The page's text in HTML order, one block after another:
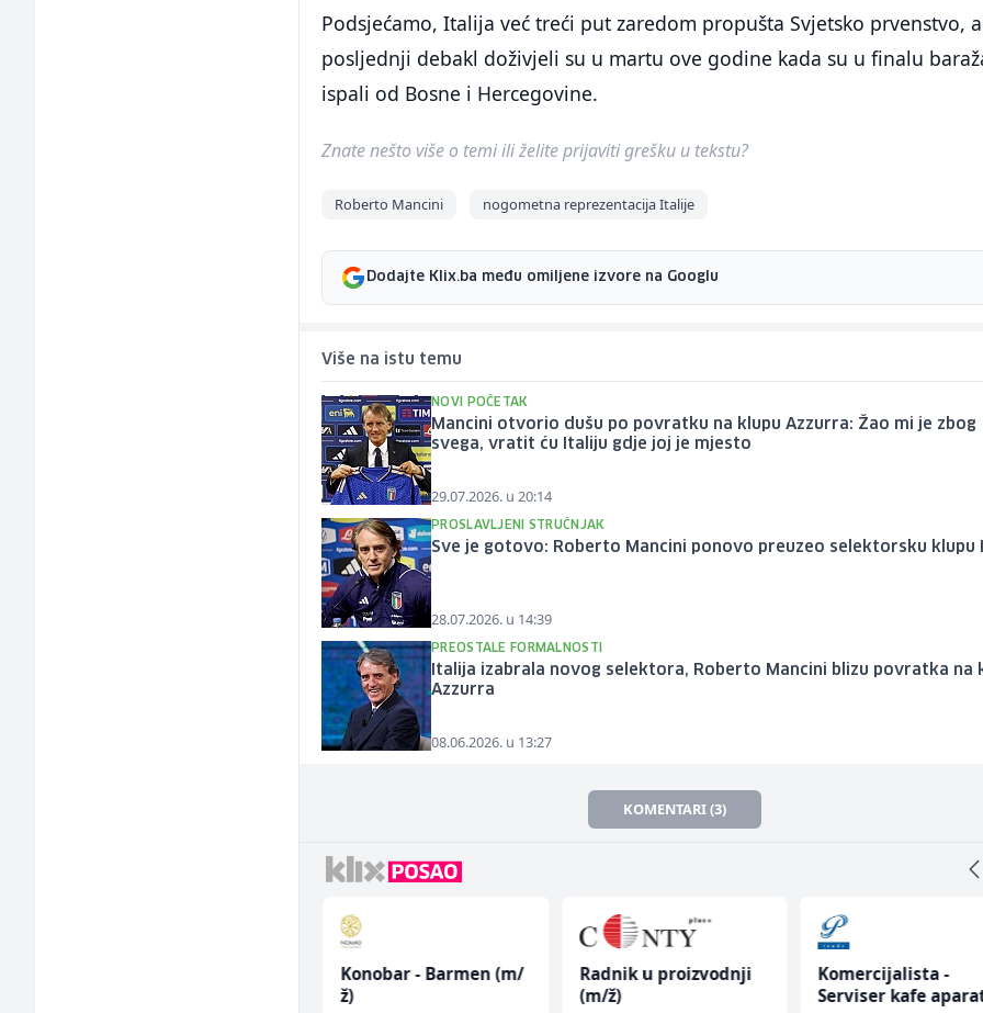
Podsjećamo, Italija već treći put zaredom propušta Svjetsko prvenstvo, a
posljednji debakl doživjeli su u martu ove godine kada su u finalu
ispali od Bosne i Hercegovine.
Znate nešto više o temi ili želite prijaviti grešku u tekstu?
Roberto Mancini nogometna reprezentacija Italije
Dodajte Klix.ba među omiljene izvore na Googlu
Više na istu temu
NOVI POČETAK
Mancini otvorio dušu po povratku na klupu Azzurra: Žao mi je zbog
svega, vratit ću Italiju gdje joj je mjesto
29.07.2026. u 20:14
PROSLAVLJENI STRUČNJAK
Sve je gotovo: Roberto Mancini ponovo preuzeo selektorsku klupu
28.07.2026. u 14:39
PREOSTALE FORMALNOSTI
Italija izabrala novog selektora, Roberto Mancini blizu povratka na
Azzurra
08.06.2026. u 13:27
KOMENTARI (3)
Konobar - Barmen (m/
ž)
Radnik u proizvodnji
(m/ž)
Komercijalista -
Serviser kafe